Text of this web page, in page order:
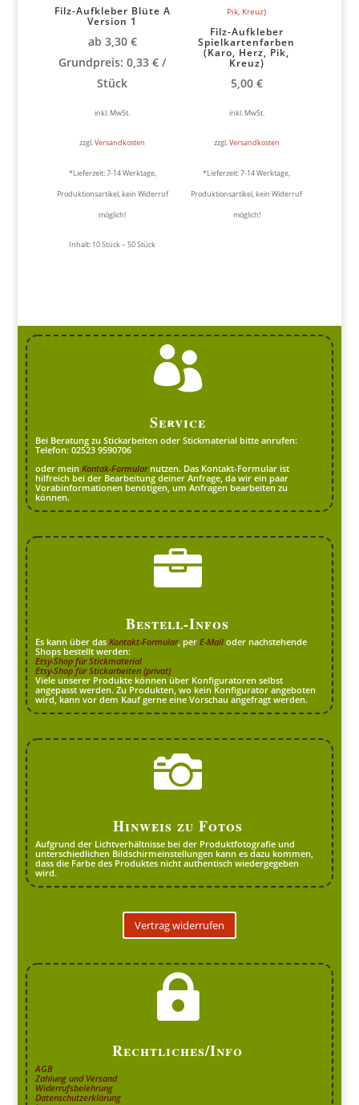
Filz-Aufkleber Blüte A
Version 1
ab 3,30 €
Grundpreis:0,33€ /
Stück
inkl. MwSt.
zzgl.Versandkosten
*Lieferzeit:7-14 Werktage,
Produktionsartikel, kein Widerruf
möglich!
Inhalt: 10Stück– 50Stück
Filz-Aufkleber
Spielkartenfarben
(Karo, Herz, Pik,
Kreuz)
5,00 €
inkl. MwSt.
zzgl.Versandkosten
*Lieferzeit:7-14 Werktage,
Produktionsartikel, kein Widerruf
möglich!

Service
Bei Beratung zu Stickarbeiten oder Stickmaterial bitte anrufen:
Telefon: 02523 9590706
oder meinKontak-Formularnutzen. Das Kontakt-Formular ist
hilfreich bei der Bearbeitung deiner Anfrage, da wir ein paar
Vorabinformationen benötigen, um Anfragen bearbeiten zu
können.

Bestell-Infos
Es kann über dasKontakt-Formular, perE-Mail oder nachstehende
Shops bestellt werden:
Etsy-Shop für Stickmaterial
Etsy-Shop für Stickarbeiten (privat)
Viele unserer Produkte können über Konfiguratoren selbst
angepasst werden. Zu Produkten, wo kein Konfigurator angeboten
wird, kann vor dem Kauf gerne eine Vorschau angefragt werden.

Hinweis zu Fotos
Aufgrund der Lichtverhältnisse bei der Produktfotografie und
unterschiedlichen Bildschirmeinstellungen kann es dazu kommen,
dass die Farbe des Produktes nicht authentisch wiedergegeben
wird.
Vertrag widerrufen

Rechtliches/Info
AGB
Zahlung und Versand
Widerrufsbelehrung
Datenschutzerklärung